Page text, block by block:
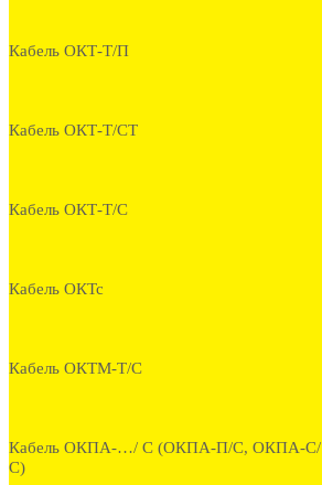
Кабель ОКТ-Т/П
Кабель ОКТ-Т/СТ
Кабель ОКТ-Т/С
Кабель ОКТс
Кабель ОКТМ-Т/С
Кабель ОКПА-…/ С (ОКПА-П/С, ОКПА-С/
С)